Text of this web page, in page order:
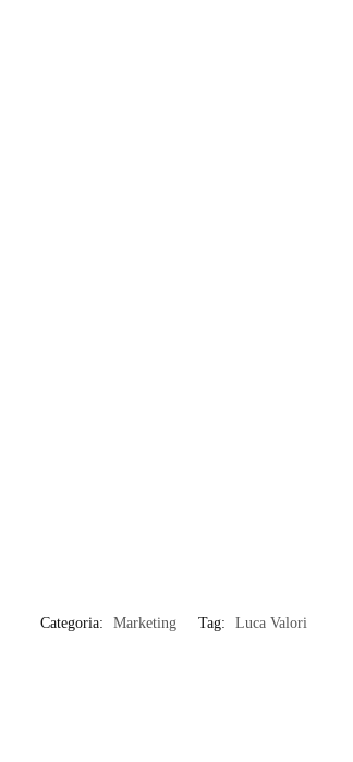
Categoria: Marketing Tag: Luca Valori